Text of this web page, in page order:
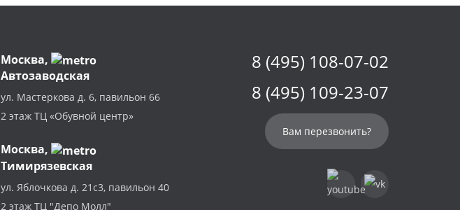
Москва,
Автозаводская
ул. Мастеркова д. 6, павильон 66
2 этаж ТЦ «Обувной центр»
Москва,
Тимирязевская
ул. Яблочкова д. 21с3, павильон 40
2 этаж ТЦ "Депо Молл"
8 (495) 108-07-02
8 (495) 109-23-07
Вам перезвонить?